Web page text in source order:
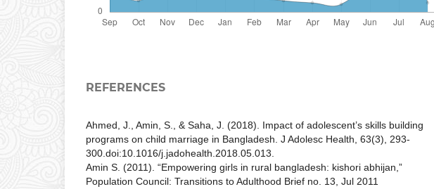
REFERENCES
Ahmed, J., Amin, S., & Saha, J. (2018). Impact of adolescent’s skills building
programs on child marriage in Bangladesh. J Adolesc Health, 63(3), 293-
300.doi:10.1016/j.jadohealth.2018.05.013.
Amin S. (2011). “Empowering girls in rural bangladesh: kishori abhijan,”
Population Council: Transitions to Adulthood Brief no. 13, Jul 2011